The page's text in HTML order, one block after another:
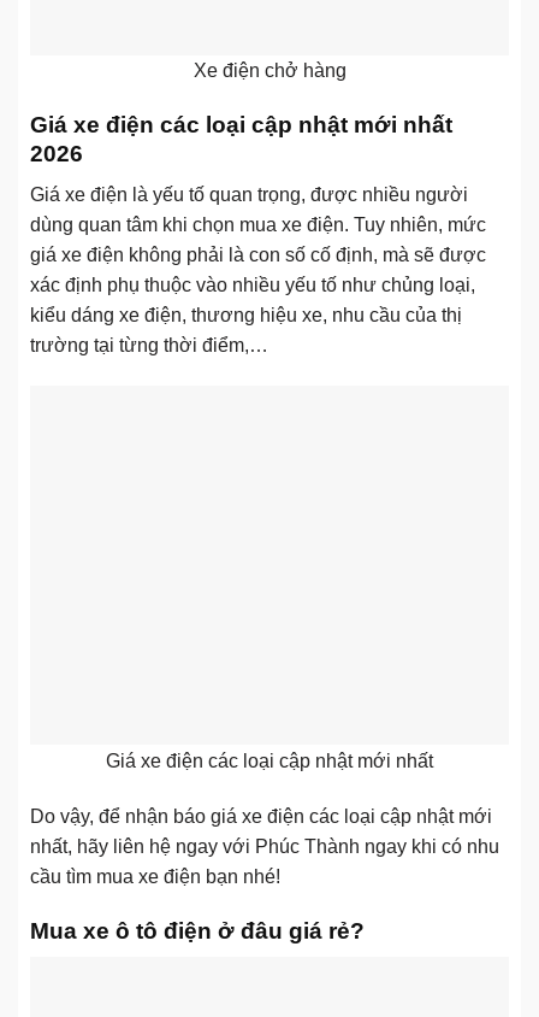
Xe điện chở hàng
Giá xe điện các loại cập nhật mới nhất
2026
Giá xe điện là yếu tố quan trọng, được nhiều người
dùng quan tâm khi chọn mua xe điện. Tuy nhiên, mức
giá xe điện không phải là con số cố định, mà sẽ được
xác định phụ thuộc vào nhiều yếu tố như chủng loại,
kiểu dáng xe điện, thương hiệu xe, nhu cầu của thị
trường tại từng thời điểm,…
Giá xe điện các loại cập nhật mới nhất
Do vậy, để nhận báo giá xe điện các loại cập nhật mới
nhất, hãy liên hệ ngay với Phúc Thành ngay khi có nhu
cầu tìm mua xe điện bạn nhé!
Mua xe ô tô điện ở đâu giá rẻ?